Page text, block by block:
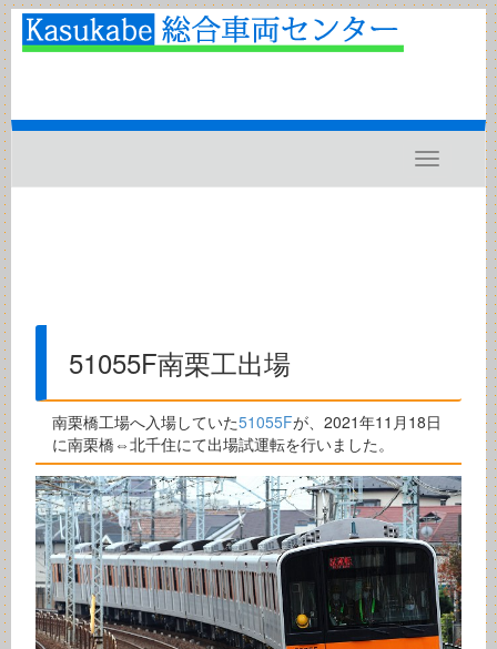
Toggle
navigation
51055F南栗工出場
南栗橋工場へ入場していた51055Fが、2021年11月18日
に南栗橋⇔北千住にて出場試運転を行いました。